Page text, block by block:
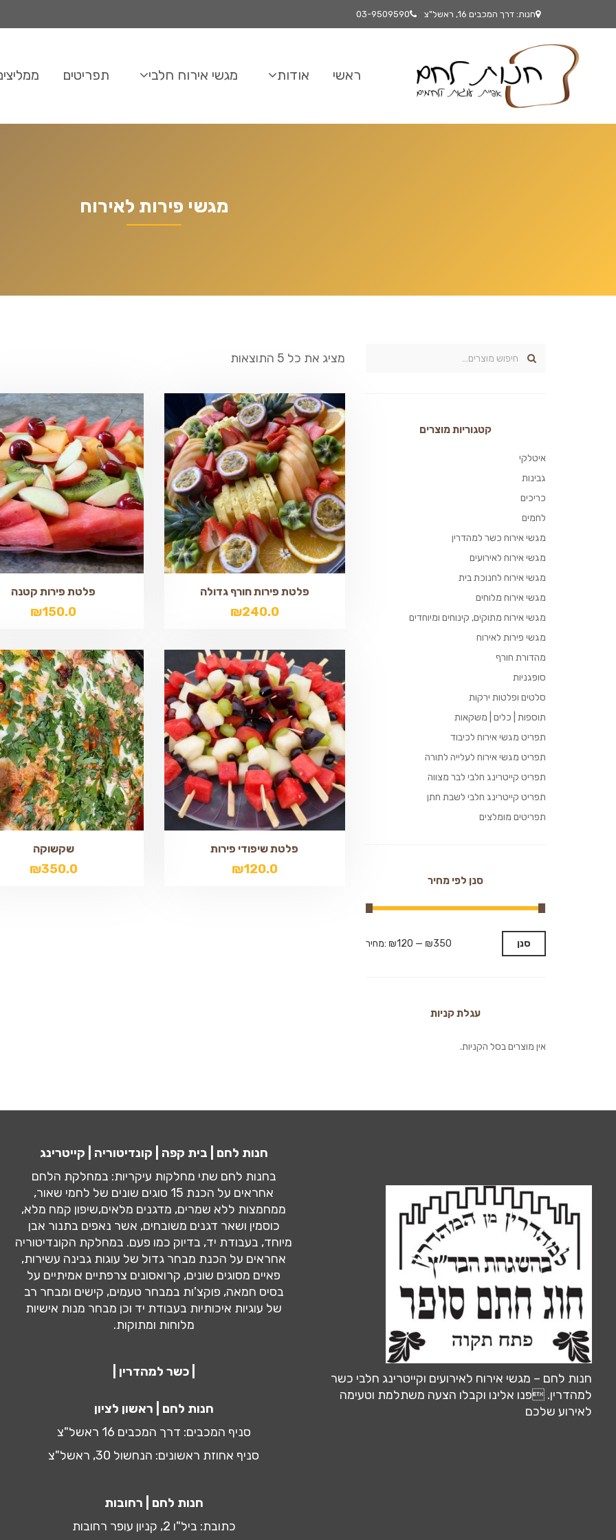
חנות: דרך המכבים 16, ראשל"צ 03-9509590
ראשי אודות מגשי אירוח חלבי תפריטים
מגשי פירות לאירוח
מציג את כל 5 התוצאות
פלטת פירות חורף גדולה
₪240.0
פלטת פירות קטנה
₪150.0
פלטת שיפודי פירות
₪120.0
שקשוקה
₪350.0
קטגוריות מוצרים
איטלקי
גבינות
כריכים
לחמים
מגשי אירוח כשר למהדרין
מגשי אירוח לאירועים
מגשי אירוח לחנוכת בית
מגשי אירוח מלוחים
מגשי אירוח מתוקים, קינוחים ומיוחדים
מגשי פירות לאירוח
מהדורת חורף
סופגניות
סלטים ופלטות ירקות
תוספות | כלים | משקאות
תפריט מגשי אירוח לכיבוד
תפריט מגשי אירוח לעלייה לתורה
תפריט קייטרינג חלבי לבר מצווה
תפריט קייטרינג חלבי לשבת חתן
תפריטים מומלצים
סנן לפי מחיר
סנן מחיר: ₪120 — ₪350
עגלת קניות
אין מוצרים בסל הקניות.
חנות לחם | בית קפה | קונדיטוריה | קייטרינג
בחנות לחם שתי מחלקות עיקריות: במחלקת הלחם
אחראים על הכנת 15 סוגים שונים של לחמי שאור,
ממחמצות ללא שמרים, מדגנים מלאים,שיפון קמח מלא,
כוסמין ושאר דגנים משובחים, אשר נאפים בתנור אבן
מיוחד, בעבודת יד, בדיוק כמו פעם. במחלקת הקונדיטוריה
אחראים על הכנת מבחר גדול של עוגות גבינה עשירות,
פאיים מסוגים שונים, קרואסונים צרפתיים אמיתיים על
בסיס חמאה, פוקצ'ות במבחר טעמים, קישים ומבחר רב
של עוגיות איכותיות בעבודת יד וכן מבחר מנות אישיות
מלוחות ומתוקות.
| כשר למהדרין |
חנות לחם | ראשון לציון
סניף המכבים: דרך המכבים 16 ראשל"צ
סניף אחוזת ראשונים: הנחשול 30, ראשל"צ
חנות לחם | רחובות
כתובת: ביל"ו 2, קניון עופר רחובות
חנות לחם – מגשי אירוח לאירועים וקייטרינג חלבי כשר
למהדרין. פנו אלינו וקבלו הצעה משתלמת וטעימה
לאירוע שלכם